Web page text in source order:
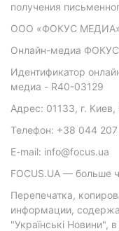
получения
ООО «ФОКУС
Онлайн-медиа ФОКУС
Идентификатор
медиа - R40-03129
Адрес: 01133, г.
Телефон: +38 044
E-mail: info@focus.ua
FOCUS.UA — больше
Перепечатка,
информации,
"Українські Новини",